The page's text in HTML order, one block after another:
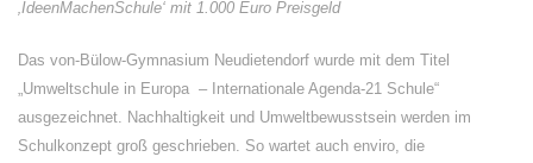
‚IdeenMachenSchule‘ mit 1.000 Euro Preisgeld
Das von-Bülow-Gymnasium Neudietendorf wurde mit dem Titel
„Umweltschule in Europa – Internationale Agenda-21 Schule“
ausgezeichnet. Nachhaltigkeit und Umweltbewusstsein werden im
Schulkonzept groß geschrieben. So wartet auch enviro, die